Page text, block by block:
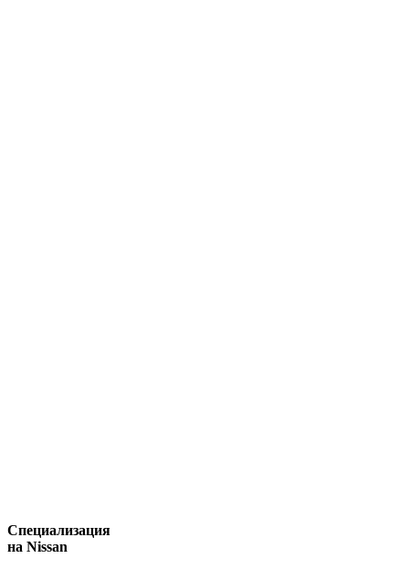
Специализация
на Nissan